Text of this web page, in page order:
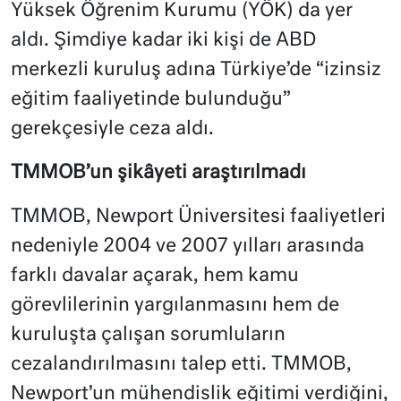
Yüksek Öğrenim Kurumu (YÖK) da yer
aldı. Şimdiye kadar iki kişi de ABD
merkezli kuruluş adına Türkiye’de “izinsiz
eğitim faaliyetinde bulunduğu”
gerekçesiyle ceza aldı.
TMMOB’un şikâyeti araştırılmadı
TMMOB, Newport Üniversitesi faaliyetleri
nedeniyle 2004 ve 2007 yılları arasında
farklı davalar açarak, hem kamu
görevlilerinin yargılanmasını hem de
kuruluşta çalışan sorumluların
cezalandırılmasını talep etti. TMMOB,
Newport’un mühendislik eğitimi verdiğini,